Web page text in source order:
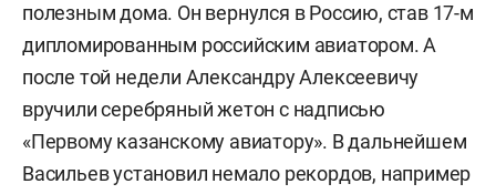
полезным дома. Он вернулся в Россию, став 17-м
дипломированным российским авиатором. А
после той недели Александру Алексеевичу
вручили серебряный жетон с надписью
«Первому казанскому авиатору». В дальнейшем
Васильев установил немало рекордов, например